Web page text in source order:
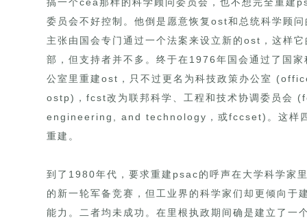
委员会不好控制。他倒是愿意恢复ost和总统科学顾
主张由国会专门通过一个法案来设立新的ost，这样
部，但支持者并不多。终于在1976年国会通过了国
公室里重建ost，只不过更名为科技政策办公室
ostp)，fcst改为联邦科学、工程和技术协调委员
engineering, and technology，或fccset)。这样四
重建。
到了1980年代，要求重建psac的呼声在大学科学家
的新一轮军备竞赛，但工业界的科学家们却更倾向于
能力。二者均未成功。在里根执政期间确是建立了